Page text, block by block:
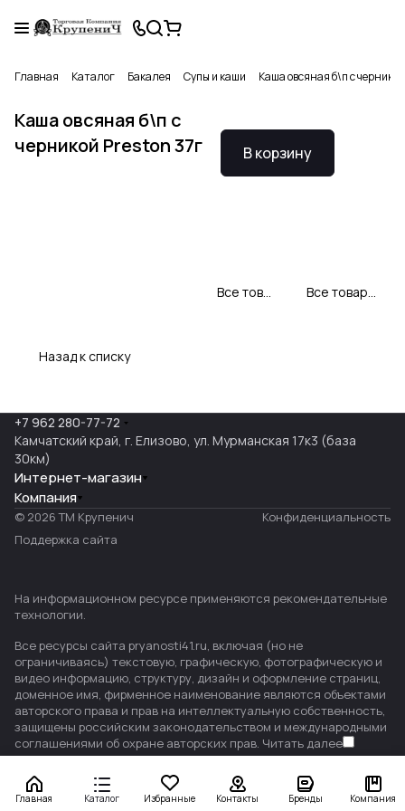
Главная Каталог Бакалея Супы и каши Каша овсяная б\п с
Каша овсяная б\п с
черникой Preston 37г
В корзину
Все товары Preston Все товары категории
Назад к списку
Главная Каталог Избранные Контакты Бренды Компания
+7 962 280-77-72
Камчатский край, г. Елизово, ул. Мурманская 17к3 (база
30км)
Интернет-магазин
Компания
© 2026 ТМ Крупенич
Конфиденциальность
Поддержка сайта
На информационном ресурсе применяются рекомендательные
технологии.
Все ресурсы сайта pryanosti41.ru, включая (но не
ограничиваясь) текстовую, графическую, фотографическую и
видео информацию, структуру, дизайн и оформление страниц,
доменное имя, фирменное наименование являются объектами
авторского права и прав на интеллектуальную собственность,
защищены российским законодательством и международными
соглашениями об охране авторских прав. Читать далее